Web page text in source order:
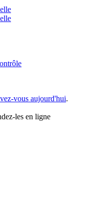
vous aujourd'hui.
les en ligne